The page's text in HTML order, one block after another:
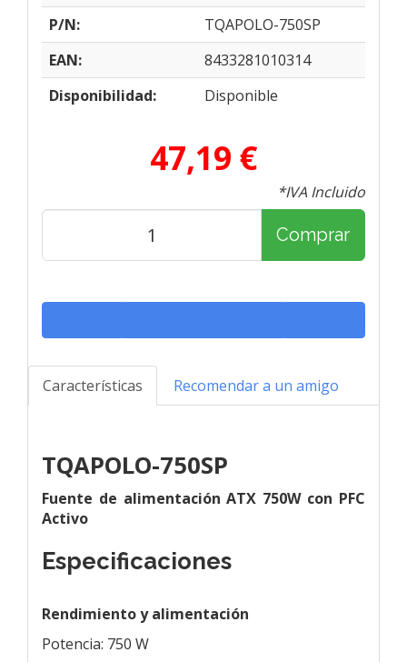
P/N:
TQAPOLO-750SP
EAN:
8433281010314
Disponibilidad:
Disponible
47,19 €
*IVA Incluido
Comprar
Características Recomendar a un amigo
TQAPOLO-750SP
Fuente de alimentación ATX 750W con PFC
Activo
Especificaciones
Rendimiento y alimentación
Potencia: 750 W